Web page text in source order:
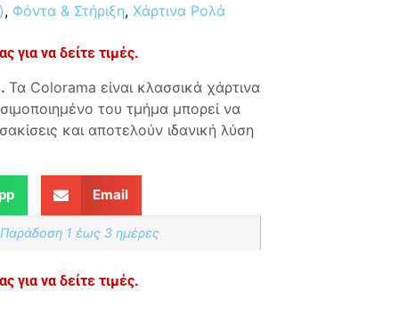
, Φόντα & Στήριξη, Χάρτινα Ρολά
για να δείτε τιμές.
Τα Colorama είναι κλασσικά χάρτινα
του τμήμα μπορεί να
και αποτελούν ιδανική λύση
Email
1 έως 3 ημέρες
για να δείτε τιμές.